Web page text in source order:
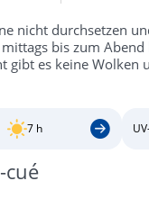
nicht durchsetzen
bis zum
gibt es keine Wolken
7 h
cué